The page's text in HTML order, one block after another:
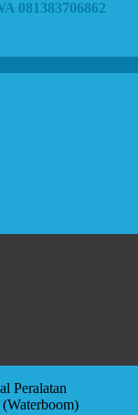
081383706862
Peralatan
(Waterboom)